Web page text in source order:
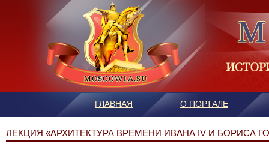
ГЛАВНАЯ О ПОРТАЛЕ
ЛЕКЦИЯ «АРХИТЕКТУРА ВРЕМЕНИ ИВАНА IV И БОРИСА